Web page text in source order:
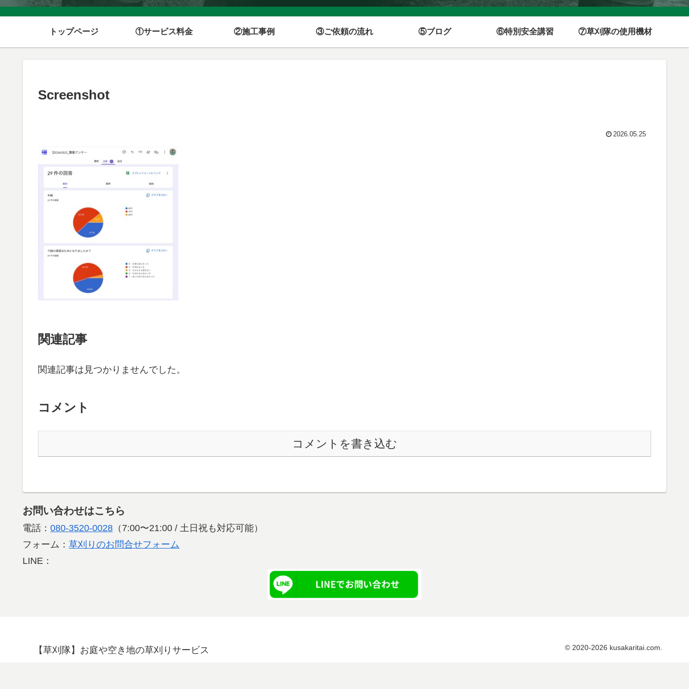
トップページ ①サービス料金 ②施工事例 ③ご依頼の流れ ⑤ブログ ⑥特別安全講習 ⑦草刈隊の使用機材
Screenshot
2026.05.25
関連記事
関連記事は見つかりませんでした。
コメント
コメントを書き込む
お問い合わせはこちら
電話： 080-3520-0028 （7:00〜21:00 / 土日祝も対応可能）
フォーム： 草刈りのお問合せフォーム
LINE：
【草刈隊】お庭や空き地の草刈りサービス © 2020-2026 kusakaritai.com.